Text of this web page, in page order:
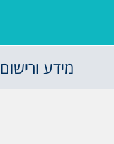
מידע ורישום